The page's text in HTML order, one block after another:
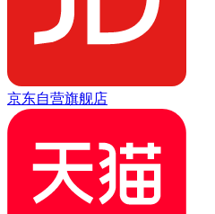
京东自营旗舰店